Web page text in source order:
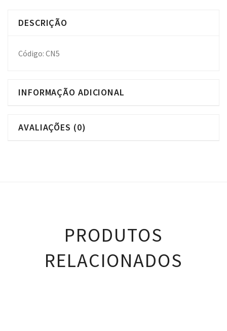
DESCRIÇÃO
Código: CN5
INFORMAÇÃO ADICIONAL
AVALIAÇÕES (0)
PRODUTOS
RELACIONADOS